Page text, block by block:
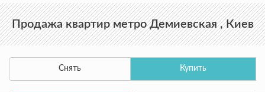
Продажа квартир метро Демиевская , Киев
Снять Купить